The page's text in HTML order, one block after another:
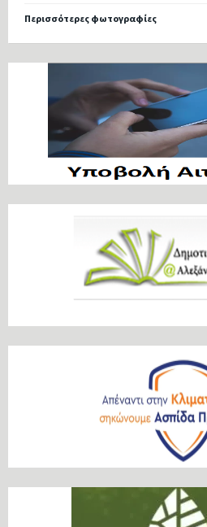
Περισσότερες φωτογραφίες